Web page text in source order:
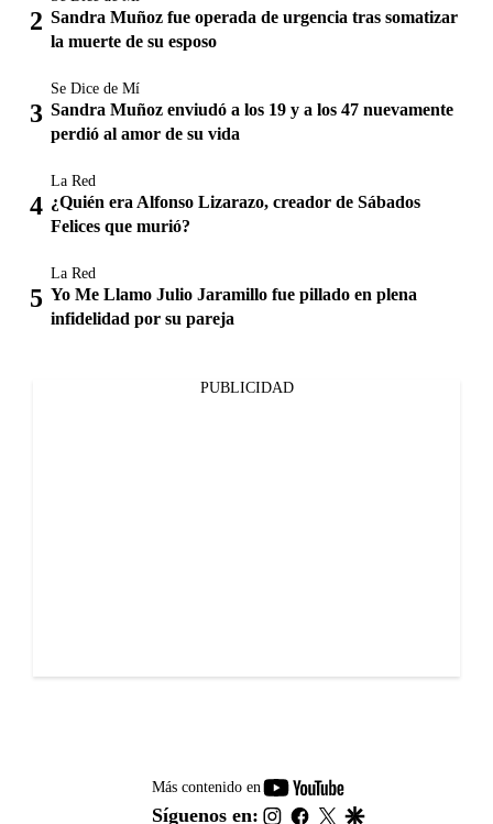
Sandra Muñoz fue operada de urgencia tras somatizar
la muerte de su esposo
Se Dice de Mí
Sandra Muñoz enviudó a los 19 y a los 47 nuevamente
perdió al amor de su vida
La Red
¿Quién era Alfonso Lizarazo, creador de Sábados
Felices que murió?
La Red
Yo Me Llamo Julio Jaramillo fue pillado en plena
infidelidad por su pareja
PUBLICIDAD
Más contenido en
youtube-
footer
Síguenos en: instagram
facebook
twitter